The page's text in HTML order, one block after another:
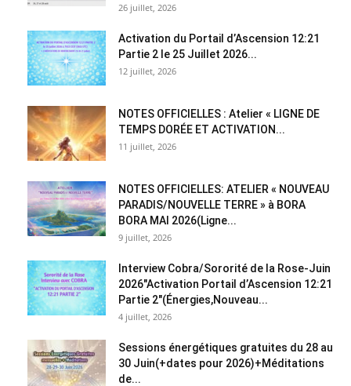
26 juillet, 2026
Activation du Portail d’Ascension 12:21
Partie 2 le 25 Juillet 2026...
12 juillet, 2026
NOTES OFFICIELLES : Atelier « LIGNE DE
TEMPS DORÉE ET ACTIVATION...
11 juillet, 2026
NOTES OFFICIELLES: ATELIER « NOUVEAU
PARADIS/NOUVELLE TERRE » à BORA
BORA MAI 2026(Ligne...
9 juillet, 2026
Interview Cobra/Sororité de la Rose-Juin
2026″Activation Portail d’Ascension 12:21
Partie 2″(Énergies,Nouveau...
4 juillet, 2026
Sessions énergétiques gratuites du 28 au
30 Juin(+dates pour 2026)+Méditations
de...